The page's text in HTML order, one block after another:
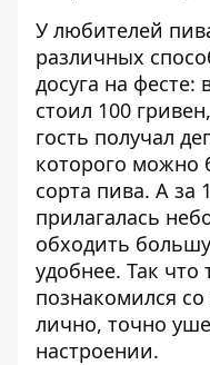
У любителей
различных
досуга на фесте:
стоил 100
гость получал
которого можно
сорта пива. А за
прилагалась
обходить
удобнее. Так что
познакомился
лично, точно
настроении.